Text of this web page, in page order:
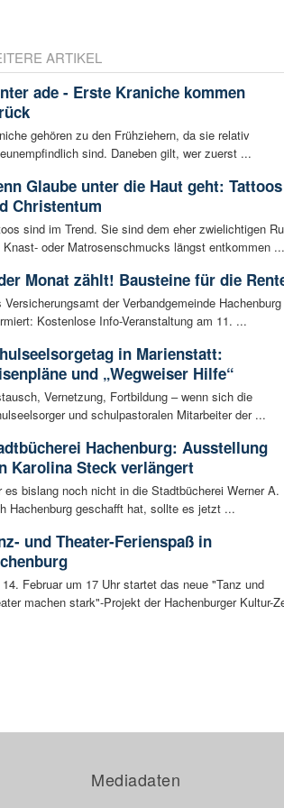
ARTIKEL
ade - Erste Kraniche kommen
gehören zu den Frühziehern, da sie relativ
sind. Daneben gilt, wer zuerst ...
Glaube unter die Haut geht: Tattoos
Christentum
sind im Trend. Sie sind dem eher zwielichtigen
Knast- oder Matrosenschmucks längst entkommen ...
Monat zählt! Bausteine für die
Versicherungsamt der Verbandgemeinde Hachenburg
Kostenlose Info-Veranstaltung am 11. ...
in Marienstatt:
und „Wegweiser Hilfe“
Vernetzung, Fortbildung – wenn sich die
und schulpastoralen Mitarbeiter der ...
Hachenburg: Ausstellung
Karolina Steck verlängert
es bislang noch nicht in die Stadtbücherei Werner A.
Hachenburg geschafft hat, sollte es jetzt ...
und Theater-Ferienspaß in
Februar um 17 Uhr startet das neue "Tanz und
machen stark"-Projekt der Hachenburger Kultur-
Mediadaten